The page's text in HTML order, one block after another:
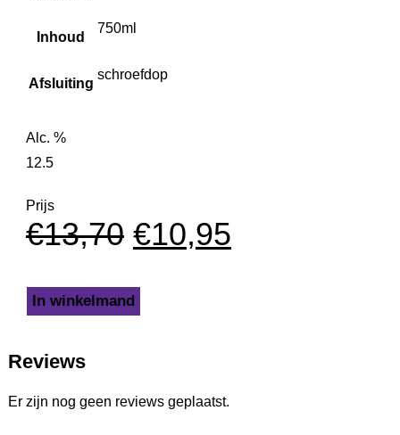
Inhoud
750ml
Afsluiting
schroefdop
Alc. %
12.5
Prijs
€13,70 €10,95
In winkelmand
Reviews
Er zijn nog geen reviews geplaatst.